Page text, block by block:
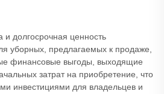
долгосрочная ценность
уборных, предлагаемых к продаже,
финансовые выгоды, выходящие
затрат на приобретение, что
инвестициями для владельцев и